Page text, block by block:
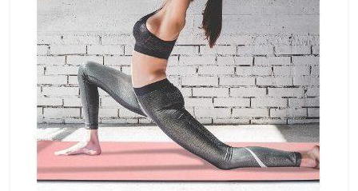
dezvoltat, cu Flexor Fitness-
dispozitiv pentru tonifiere muschi